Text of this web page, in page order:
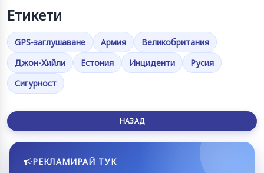
Етикети
GPS-заглушаване Армия
Великобритания
Джон-Хийли
Естония Инциденти
Русия
Сигурност
НАЗАД
РЕКЛАМИРАЙ ТУК